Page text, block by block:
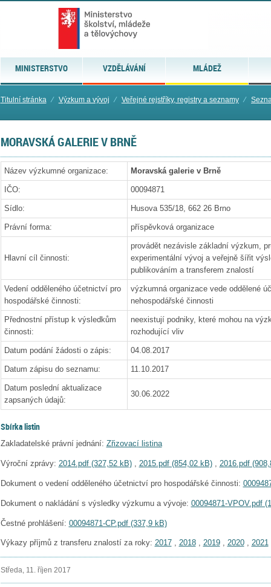
MINISTERSTVO VZDĚLÁVÁNÍ MLÁDEŽ
Titulní stránka ⁄ Výzkum a vývoj ⁄ Veřejné rejstříky, registry a seznamy ⁄
MORAVSKÁ GALERIE V BRNĚ
Název výzkumné organizace: Moravská galerie v Brně
IČO: 00094871
Sídlo: Husova 535/18, 662 26 Brno
Právní forma: příspěvková organizace
Hlavní cíl činnosti:
provádět nezávisle základní výzkum,
experimentální vývoj a veřejně šířit
publikováním a transferem znalostí
Vedení odděleného účetnictví pro
hospodářské činnosti:
výzkumná organizace vede oddělené
nehospodářské činnosti
Přednostní přístup k výsledkům
činnosti:
neexistují podniky, které mohou na
rozhodující vliv
Datum podání žádosti o zápis: 04.08.2017
Datum zápisu do seznamu: 11.10.2017
Datum poslední aktualizace
zapsaných údajů:
30.06.2022
Sbírka listin
Zakladatelské právní jednání: Zřizovací listina
Výroční zprávy: 2014.pdf (327,52 kB), 2015.pdf (854,02 kB), 2016.pdf
Dokument o vedení odděleného účetnictví pro hospodářské činnosti:
Dokument o nakládání s výsledky výzkumu a vývoje: 00094871-VPOV.pdf
Čestné prohlášení: 00094871-CP.pdf (337,9 kB)
Výkazy příjmů z transferu znalostí za roky: 2017, 2018, 2019, 2020, 2021
Středa, 11. říjen 2017